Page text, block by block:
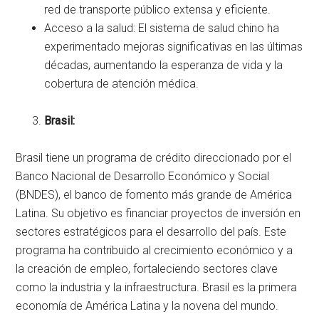
red de transporte público extensa y eficiente.
Acceso a la salud: El sistema de salud chino ha
experimentado mejoras significativas en las últimas
décadas, aumentando la esperanza de vida y la
cobertura de atención médica.
Brasil:
Brasil tiene un programa de crédito direccionado por el
Banco Nacional de Desarrollo Económico y Social
(BNDES), el banco de fomento más grande de América
Latina. Su objetivo es financiar proyectos de inversión en
sectores estratégicos para el desarrollo del país. Este
programa ha contribuido al crecimiento económico y a
la creación de empleo, fortaleciendo sectores clave
como la industria y la infraestructura. Brasil es la primera
economía de América Latina y la novena del mundo.